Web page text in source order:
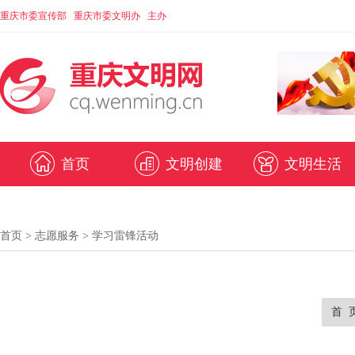
重庆市委宣传部 重庆市委文明办 主办
首页 文明创建 文明生活
首页 > 志愿服务 > 学习雷锋活动
首